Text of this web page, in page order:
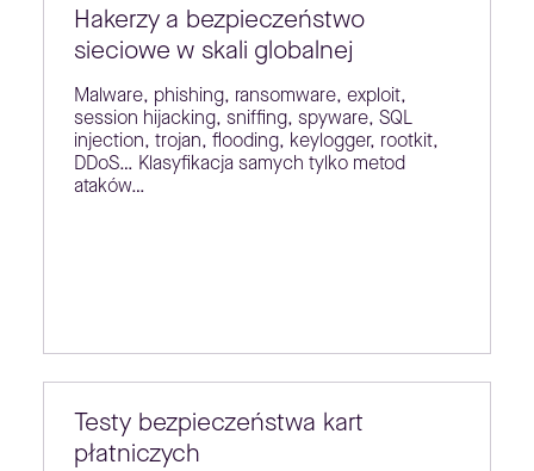
Hakerzy a bezpieczeństwo
sieciowe w skali globalnej
Malware, phishing, ransomware, exploit,
session hijacking, sniffing, spyware, SQL
injection, trojan, flooding, keylogger, rootkit,
DDoS… Klasyfikacja samych tylko metod
ataków…
Testy bezpieczeństwa kart
płatniczych